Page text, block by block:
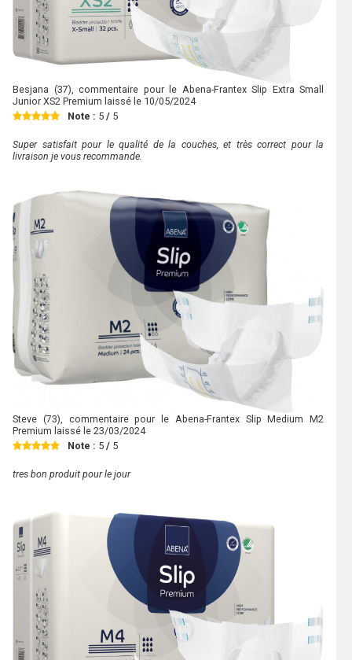
Besjana (37), commentaire pour le Abena-Frantex Slip Extra Small
Junior XS2 Premium laissé le 10/05/2024
Note : 5 / 5
Super satisfait pour le qualité de la couches, et très correct pour la
livraison je vous recommande.
Steve (73), commentaire pour le Abena-Frantex Slip Medium M2
Premium laissé le 23/03/2024
Note : 5 / 5
tres bon produit pour le jour